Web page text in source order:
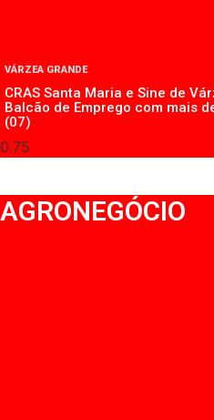
VÁRZEA GRANDE
CRAS Santa Maria e Sine de
Balcão de Emprego com mais
(07)
AGRONEGÓCIO